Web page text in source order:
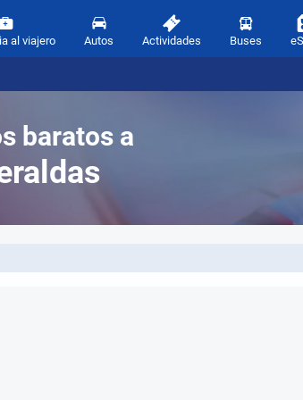
al viajero Autos Actividades Buses
baratos a